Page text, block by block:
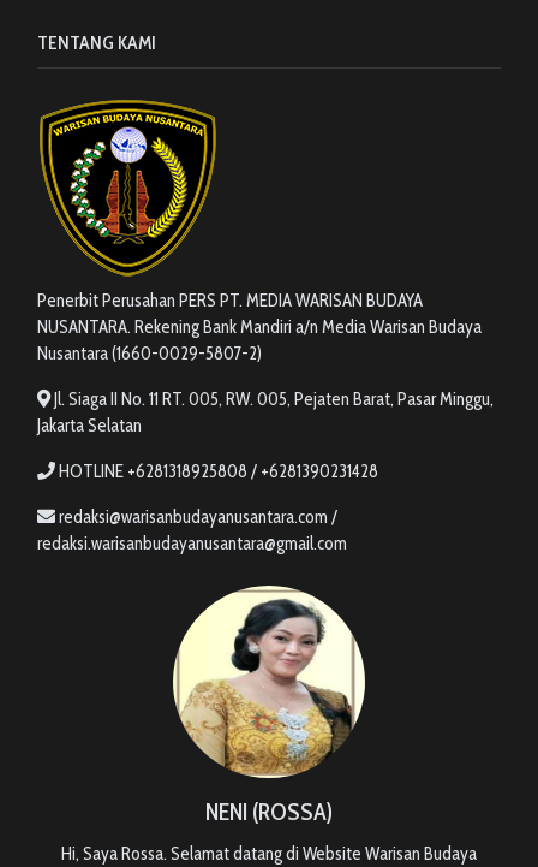
TENTANG KAMI
Penerbit Perusahan PERS PT. MEDIA WARISAN BUDAYA
NUSANTARA. Rekening Bank Mandiri a/n Media Warisan Budaya
Nusantara (1660-0029-5807-2)
Jl. Siaga II No. 11 RT. 005, RW. 005, Pejaten Barat, Pasar Minggu,
Jakarta Selatan
HOTLINE +6281318925808 / +6281390231428
redaksi@warisanbudayanusantara.com /
redaksi.warisanbudayanusantara@gmail.com
NENI (ROSSA)
Hi, Saya Rossa. Selamat datang di Website Warisan Budaya